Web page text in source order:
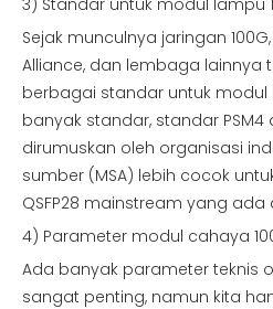
Sejak munculnya jaringan 100G,
Alliance, dan lembaga lainnya
berbagai standar untuk modul
banyak standar, standar PSM4
dirumuskan oleh organisasi
sumber (MSA) lebih cocok
QSFP28 mainstream yang ada
4) Parameter modul cahaya
Ada banyak parameter teknis
sangat penting, namun kita